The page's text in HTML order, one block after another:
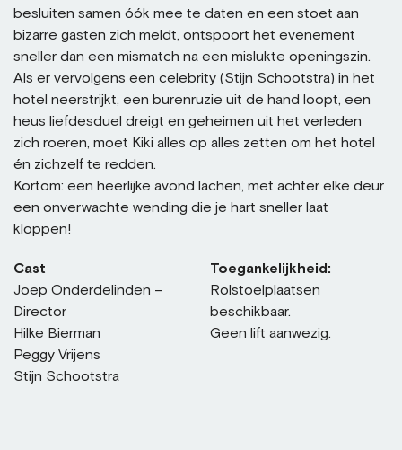
besluiten samen óók mee te daten en een stoet aan
bizarre gasten zich meldt, ontspoort het evenement
sneller dan een mismatch na een mislukte openingszin.
Als er vervolgens een celebrity (Stijn Schootstra) in het
hotel neerstrijkt, een burenruzie uit de hand loopt, een
heus liefdesduel dreigt en geheimen uit het verleden
zich roeren, moet Kiki alles op alles zetten om het hotel
én zichzelf te redden.
Kortom: een heerlijke avond lachen, met achter elke deur
een onverwachte wending die je hart sneller laat
kloppen!
Cast
Joep Onderdelinden –
Director
Hilke Bierman
Peggy Vrijens
Stijn Schootstra
Toegankelijkheid:
Rolstoelplaatsen
beschikbaar.
Geen lift aanwezig.